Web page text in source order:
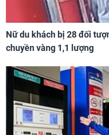
Nữ du khách bị 28 đối
chuyền vàng 1,1 lượng